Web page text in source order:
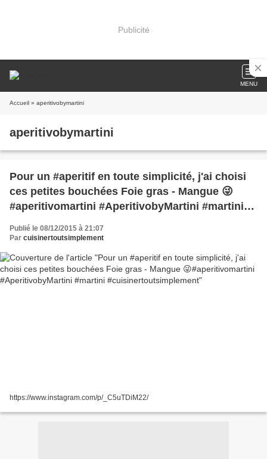
Publicité
MENU
Accueil » aperitivobymartini
aperitivobymartini
Pour un #aperitif en toute simplicité, j'ai choisi
ces petites bouchées Foie gras - Mangue 😜
#aperitivomartini #AperitivobyMartini #martini
#cuisinertoutsimplement
Publié le 08/12/2015 à 21:07
Par cuisinertoutsimplement
https://www.instagram.com/p/_C5uTDiM22/